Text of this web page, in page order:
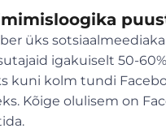
üks
igakuiselt 50-
kuni kolm tundi
Kõige olulisem on